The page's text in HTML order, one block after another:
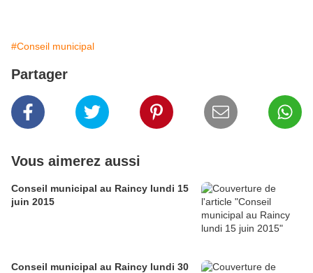
#Conseil municipal
Partager
Vous aimerez aussi
Conseil municipal au Raincy lundi 15
juin 2015
Conseil municipal au Raincy lundi 30